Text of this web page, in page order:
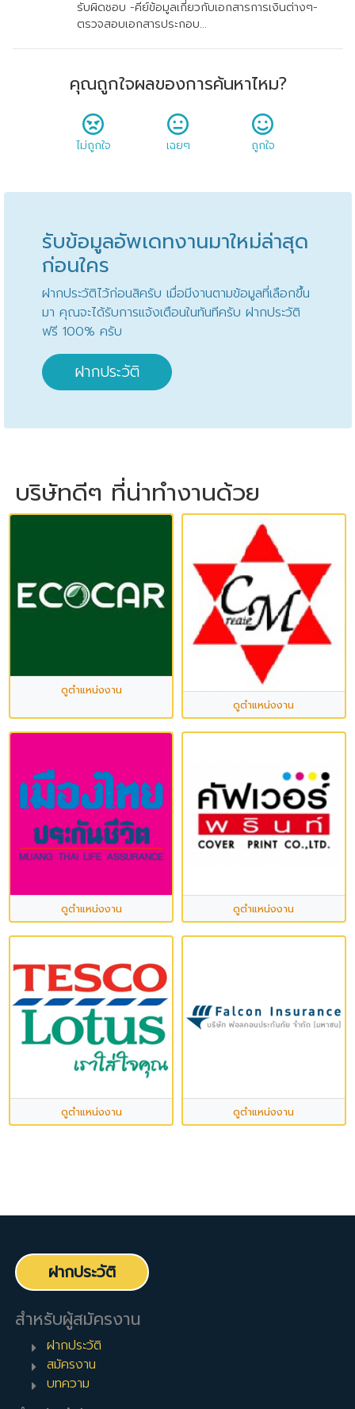
รับผิดชอบ -คีย์ข้อมูลเกี่ยวกับเอกสารการเงินต่างๆ-
ตรวจสอบเอกสารประกอบ...
คุณถูกใจผลของการค้นหาไหม?
ไม่ถูกใจ เฉยๆ ถูกใจ
รับข้อมูลอัพเดทงานมาใหม่ล่าสุด
ก่อนใคร
ฝากประวัติไว้ก่อนสิครับ เมื่อมีงานตามข้อมูลที่เลือกขึ้น
มา คุณจะได้รับการแจ้งเตือนในทันทีครับ ฝากประวัติ
ฟรี 100% ครับ
ฝากประวัติ
บริษัทดีๆ ที่น่าทำงานด้วย
ดูตำแหน่งงาน
ดูตำแหน่งงาน
ดูตำแหน่งงาน ดูตำแหน่งงาน
ดูตำแหน่งงาน ดูตำแหน่งงาน
ฝากประวัติ
สำหรับผู้สมัครงาน
ฝากประวัติ
สมัครงาน
บทความ